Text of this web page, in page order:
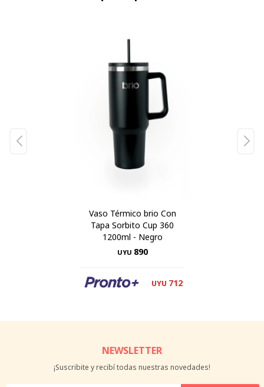
Vaso Térmico brio Con
Tapa Sorbito Cup 360
1200ml - Negro
UYU 890
UYU 712
NEWSLETTER
¡Suscribite y recibí todas nuestras novedades!